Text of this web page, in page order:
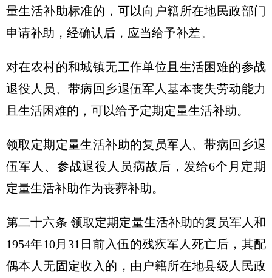
量生活补助标准的，可以向户籍所在地民政部门
申请补助，经确认后，应当给予补差。
对在农村的和城镇无工作单位且生活困难的参战
退役人员、带病回乡退伍军人基本丧失劳动能力
且生活困难的，可以给予定期定量生活补助。
领取定期定量生活补助的复员军人、带病回乡退
伍军人、参战退役人员病故后，发给6个月定期
定量生活补助作为丧葬补助。
第二十六条 领取定期定量生活补助的复员军人和
1954年10月31日前入伍的残疾军人死亡后，其配
偶本人无固定收入的，由户籍所在地县级人民政